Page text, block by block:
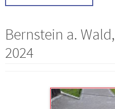
Bernstein a.
2024